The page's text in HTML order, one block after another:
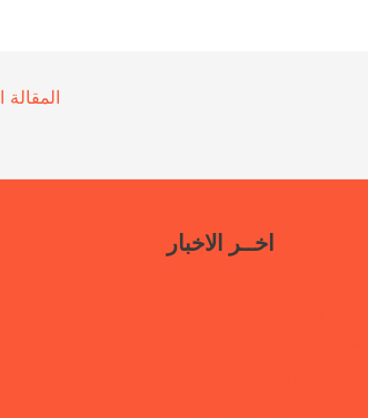
المقالة
اخــر الاخبار